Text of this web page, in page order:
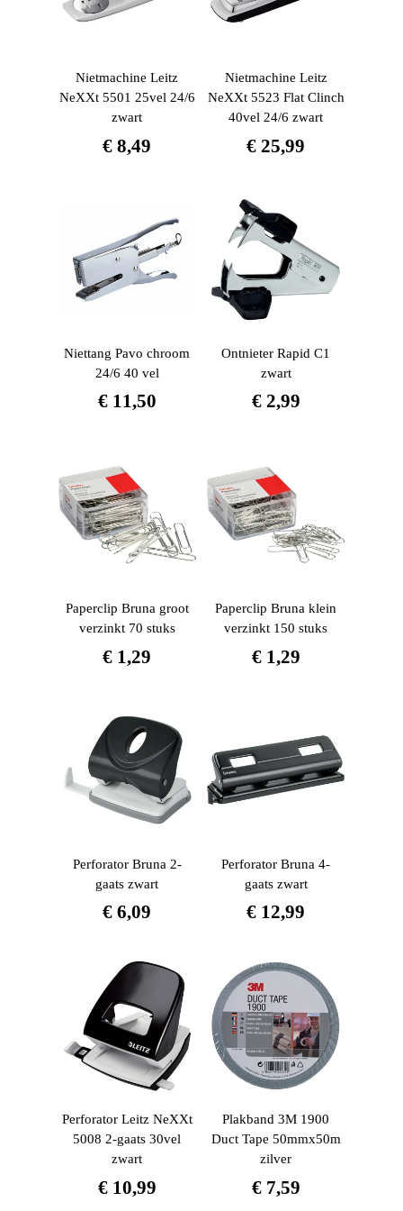
Nietmachine Leitz
NeXXt 5501 25vel 24/6
zwart
€ 8,49
Nietmachine Leitz
NeXXt 5523 Flat Clinch
40vel 24/6 zwart
€ 25,99
Niettang Pavo chroom
24/6 40 vel
€11,50
Ontnieter Rapid C1
zwart
€2,99
Paperclip Bruna groot
verzinkt 70 stuks
€ 1,29
Paperclip Bruna klein
verzinkt 150 stuks
€1,29
Perforator Bruna 2-
gaats zwart
€ 6,09
Perforator Bruna 4-
gaats zwart
€ 12,99
Perforator Leitz NeXXt
5008 2-gaats 30vel
zwart
€10,99
Plakband 3M 1900
Duct Tape 50mmx50m
zilver
€7,59